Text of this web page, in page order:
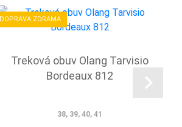
DOPRAVA ZDRAMA
Treková obuv Olang Tarvisio
Bordeaux 812
38, 39, 40, 41